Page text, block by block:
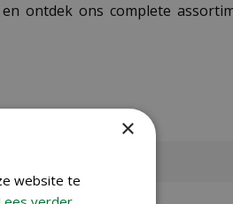
en ontdek ons complete
×
website te